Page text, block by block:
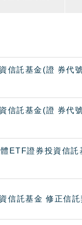
信託基金(證 券代
信託基金(證 券代
ETF證券投資信
信託基金 修正信